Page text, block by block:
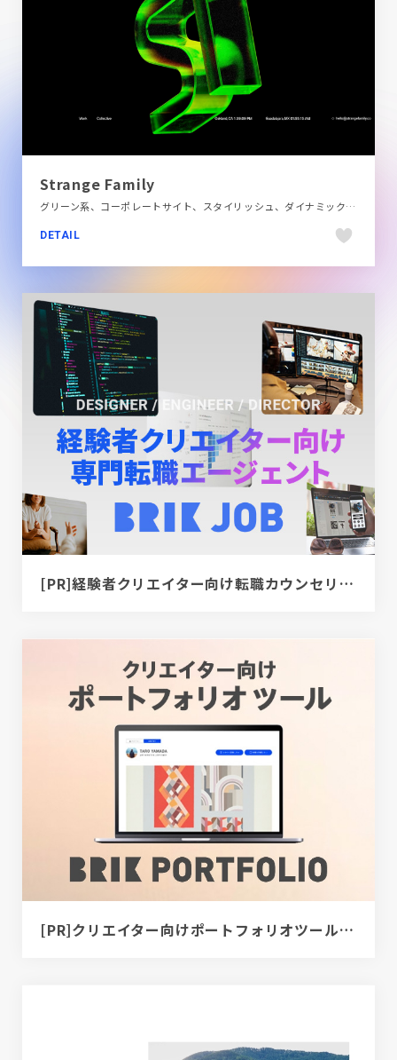
Strange Family
グリーン系、コーポレートサイト、スタイリッシュ、ダイナミック、デザイン・アート・音楽・文芸、ブラック系 、ポップ、モーション多め、海外サイト
DETAIL
[PR]経験者クリエイター向け転職カウンセリング｜デザイナー / ディレクター / エンジニア
[PR]クリエイター向けポートフォリオツール｜BRIK PORTFOLIO